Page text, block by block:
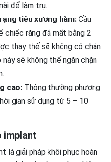
để làm trụ.
tiêu xương hàm: Cầu
chiếc răng đã mất bằng 2
thay thế sẽ không có chân
sẽ không thể ngăn chặn
cao: Thông thường phương
gian sử dụng từ 5 – 10
implant
là giải pháp khôi phục hoàn